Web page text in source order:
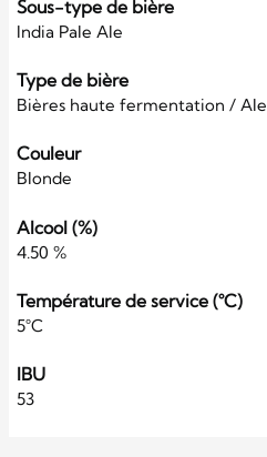
Sous-type de bière
India Pale Ale
Type de bière
Bières haute fermentation / Ale
Couleur
Blonde
Alcool (%)
4.50 %
Température de service (°C)
5°C
IBU
53